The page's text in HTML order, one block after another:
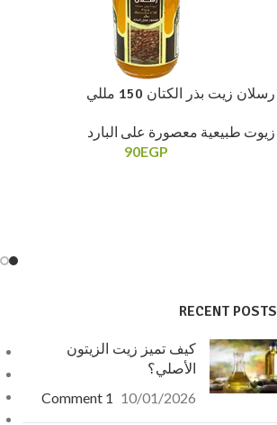
رسلان زيت بذر الكتان 150 مللي
زيوت طبيعية معصورة على البارد
90EGP
RECENT POSTS
كيف تميز زيت الزيتون
الأصلي؟
10/01/2026
1 Comment